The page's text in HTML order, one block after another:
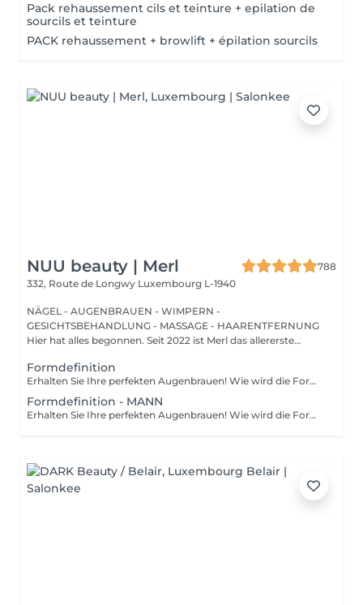
Pack rehaussement cils et teinture + epilation de
sourcils et teinture
PACK rehaussement + browlift + épilation sourcils
NUU beauty | Merl
788
332, Route de Longwy Luxembourg L-1940
NÄGEL - AUGENBRAUEN - WIMPERN -
GESICHTSBEHANDLUNG - MASSAGE - HAARENTFERNUNG
Hier hat alles begonnen. Seit 2022 ist Merl das allererste
Formdefinition
Erhalten Sie Ihre perfekten Augenbrauen! Wie wird die Form Definierung durchgeführt? - Beratung (um die perfekte Form und Farbe zu besprechen) - Vorbereitung (Augenbrauen werden gewaschen und markiert) - wachsen (Überschüssige Haare werden mit Wachs entfernt) - zupfen (Überschüssige Haare werden mit einer Pinzette entfernt) - Antiseptikum und Creme werden aufgetragen Altersbeschränkungen: empfohlenes Mindestalter ab 12 Jahren. Empfehlungen nach dem Eingriff: in den ersten 4 Stunden nach dem Eingriff keine Makeup-Produkte auf die Haut in der Nähe der Augenbrauen auftragen. Frequenz: einmal in 3-4 Wochen.
Formdefinition - MANN
Erhalten Sie Ihre perfekten Augenbrauen! Wie wird die Form Definierung durchgeführt? - Beratung (um die perfekte Form und Farbe zu besprechen) - Vorbereitung (Augenbrauen werden gewaschen und markiert) - wachsen (Überschüssige Haare werden mit Wachs entfernt) - zupfen (Überschüssige Haare werden mit einer Pinzette entfernt) - Antiseptikum und Creme werden aufgetragen Altersbeschränkungen: empfohlenes Mindestalter ab 12 Jahren. Empfehlungen nach dem Eingriff: in den ersten 4 Stunden nach dem Eingriff keine Makeup-Produkte auf die Haut in der Nähe der Augenbrauen auftragen. Frequenz: einmal in 3-4 Wochen.